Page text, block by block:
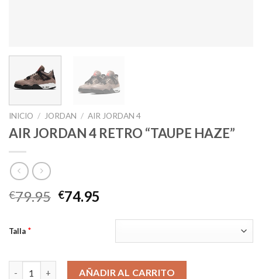
INICIO / JORDAN / AIR JORDAN 4
AIR JORDAN 4 RETRO “TAUPE HAZE”
€79.95 El
€74.95
actual
es:
Talla *
AIR JORDAN 4 RETRO "TAUPE HAZE" cantidad
AÑADIR AL CARRITO